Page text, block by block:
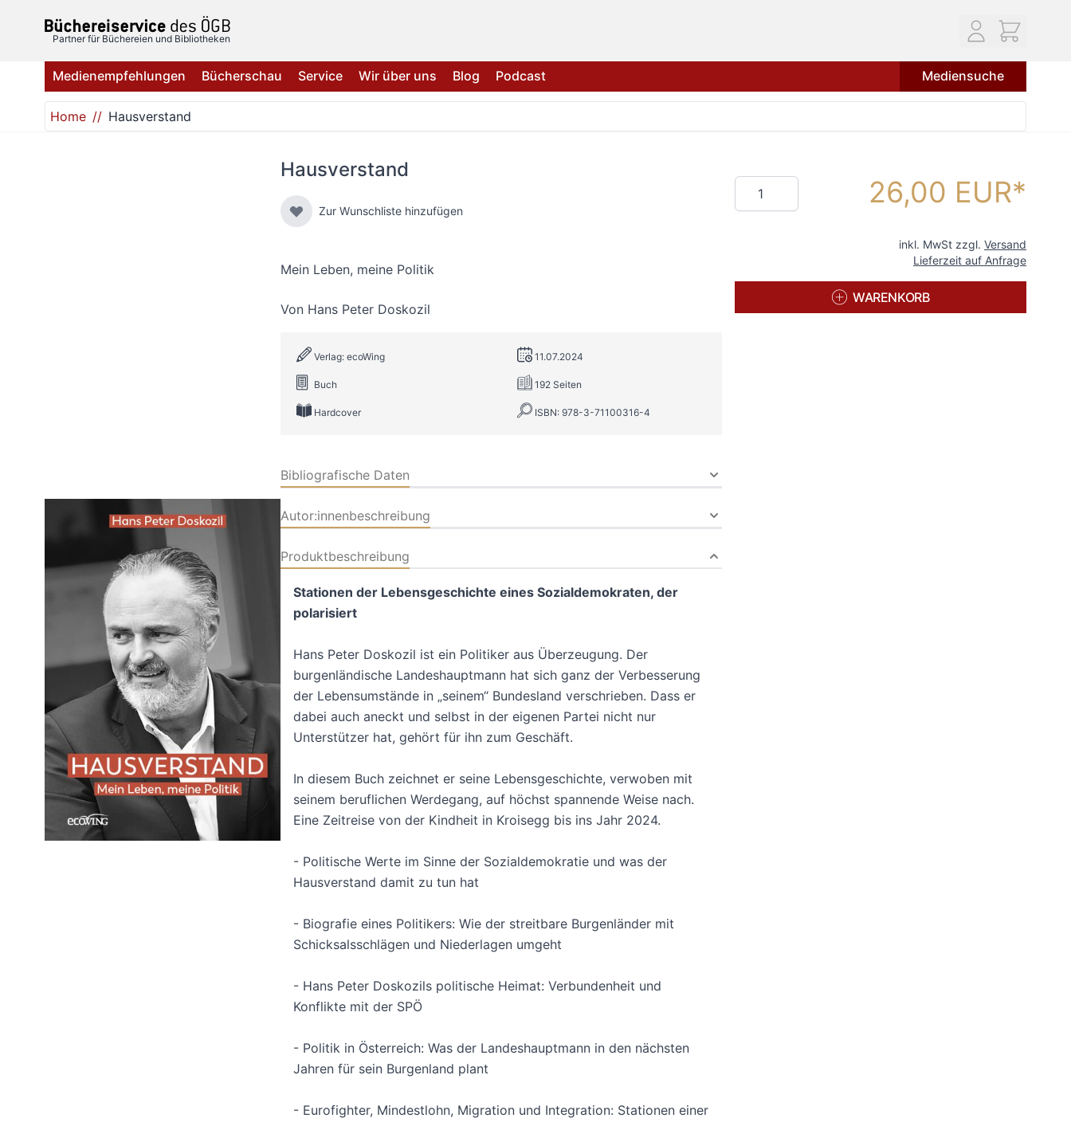
Partner für Büchereien und Bibliotheken
Medienempfehlungen Bücherschau Service Wir über uns Blog Podcast Mediensuche
Home Hausverstand
Hausverstand
Zur Wunschliste hinzufügen
Mein Leben, meine Politik
Von Hans Peter Doskozil
Verlag: ecoWing 11.07.2024
Buch 192 Seiten
Hardcover ISBN: 978-3-71100316-4
Bibliografische Daten
Autor:innenbeschreibung
Produktbeschreibung
Stationen der Lebensgeschichte eines Sozialdemokraten, der
polarisiert
Hans Peter Doskozil ist ein Politiker aus Überzeugung. Der
burgenländische Landeshauptmann hat sich ganz der Verbesserung
der Lebensumstände in „seinem“ Bundesland verschrieben. Dass er
dabei auch aneckt und selbst in der eigenen Partei nicht nur
Unterstützer hat, gehört für ihn zum Geschäft.
In diesem Buch zeichnet er seine Lebensgeschichte, verwoben mit
seinem beruflichen Werdegang, auf höchst spannende Weise nach.
Eine Zeitreise von der Kindheit in Kroisegg bis ins Jahr 2024.
- Politische Werte im Sinne der Sozialdemokratie und was der
Hausverstand damit zu tun hat
- Biografie eines Politikers: Wie der streitbare Burgenländer mit
Schicksalsschlägen und Niederlagen umgeht
- Hans Peter Doskozils politische Heimat: Verbundenheit und
Konflikte mit der SPÖ
- Politik in Österreich: Was der Landeshauptmann in den nächsten
Jahren für sein Burgenland plant
- Eurofighter, Mindestlohn, Migration und Integration: Stationen einer
Menge 26,00 EUR
inkl. MwSt zzgl. Versand
Lieferzeit auf Anfrage
WARENKORB